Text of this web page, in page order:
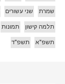
שמרת שני עשורים
תלמה קישון תמונות
תשפ"א תשפ"ד